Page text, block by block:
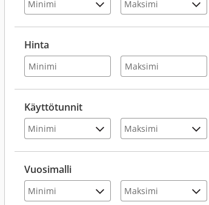
Hinta
Käyttötunnit
Vuosimalli